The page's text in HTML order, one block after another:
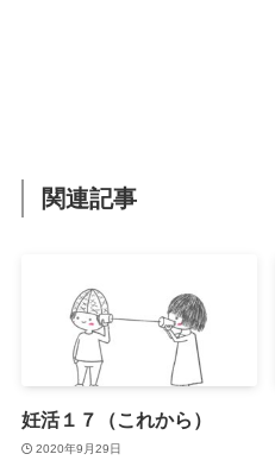
関連記事
妊活１７（これから）
2020年9月29日